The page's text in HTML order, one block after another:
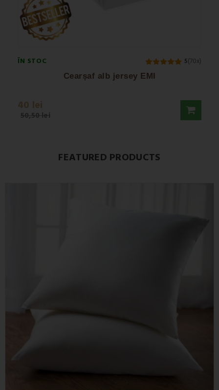
ÎN STOC 5(70x)
Cearșaf alb jersey EMI
40 lei
50,50 lei
FEATURED PRODUCTS